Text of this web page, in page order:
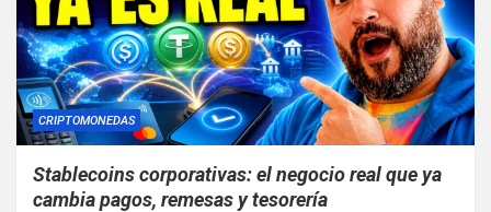
CRIPTOMONEDAS
Stablecoins corporativas: el negocio real que ya
cambia pagos, remesas y tesorería